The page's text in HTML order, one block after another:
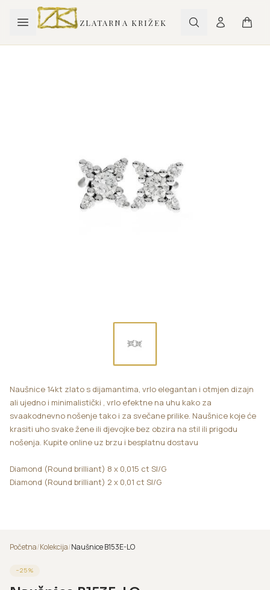
ZLATARNA KRIŽEK
Naušnice 14kt zlato s dijamantima, vrlo elegantan i otmjen dizajn
ali ujedno i minimalistički , vrlo efektne na uhu kako za
svaakodnevno nošenje tako i za svečane prilike. Naušnice koje će
krasiti uho svake žene ili djevojke bez obzira na stil ili prigodu
nošenja. Kupite online uz brzu i besplatnu dostavu
Diamond (Round brilliant) 8 x 0,015 ct SI/G
Diamond (Round brilliant) 2 x 0,01 ct SI/G
Početna/Kolekcija/Naušnice B153E-LO
−25%